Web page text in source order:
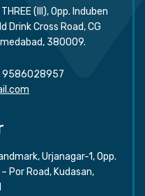
(III), Opp. Induben
Drink Cross Road, CG
380009.
9586028957
Urjanagar-1, Opp.
Por Road, Kudasan,